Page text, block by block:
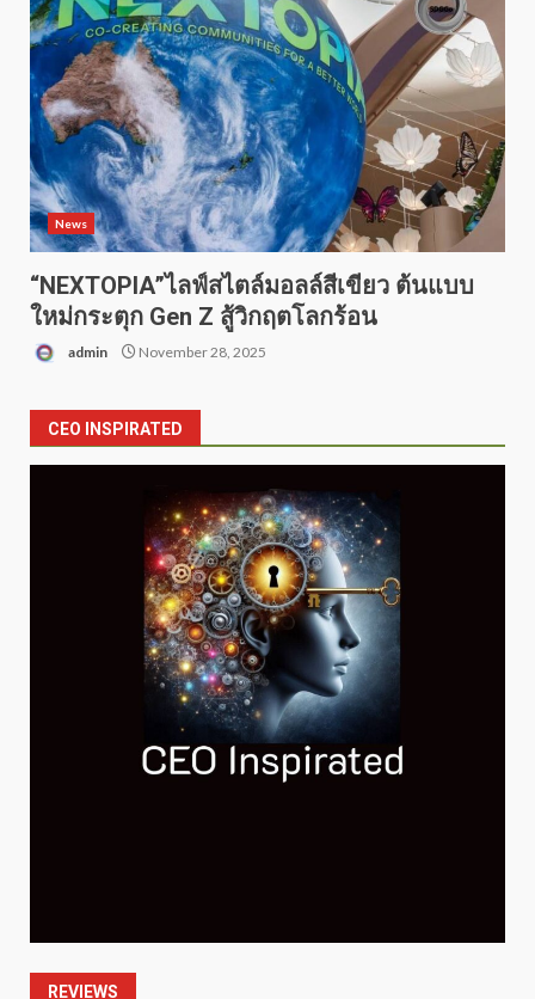
News
“NEXTOPIA”ไลฟ์สไตล์มอลล์สีเขียว ต้นแบบ
ใหม่กระตุก Gen Z สู้วิกฤตโลกร้อน
admin November 28, 2025
CEO INSPIRATED
REVIEWS